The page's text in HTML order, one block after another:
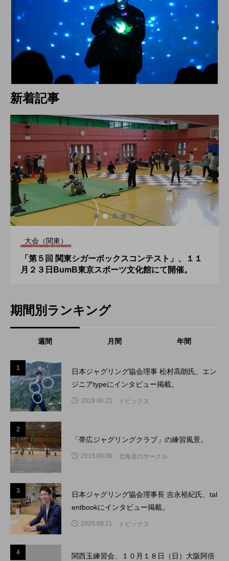
京都のイベント
WJD in 京都、１０年超を経て復活。多様
化するジャグリング文化に合わせ、選べ
るWJDを目指す。
nozaki
2022.06.15
新着記事
大会（関東）
「第５回 関東シガーボックスコンテスト」、１１
月２３日BumB東京スポーツ文化館にて開催。
期間別ランキング
週間 月間 年間
1
日本ジャグリング協会理事 松村高朗氏、エン
ジニアtypeにインタビュー掲載。
2019.06.21 トピックス
2
「帯広ジャグリングクラブ」の練習風景。
2019.09.06 北海道のサークル
3
日本ジャグリング協会理事長 吉永裕紀氏、tal
entbookにインタビュー掲載。
2020.08.21 トピックス
4
関西玉練習会、１０月１８日（日）大阪阿倍